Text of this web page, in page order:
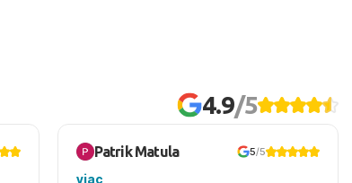
4.9/5
Patrik Matula 5/5
viac